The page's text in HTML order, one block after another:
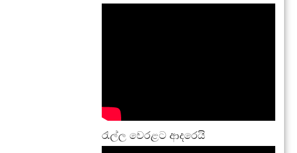
රැල්ල වෙරළට ආදරෙයි